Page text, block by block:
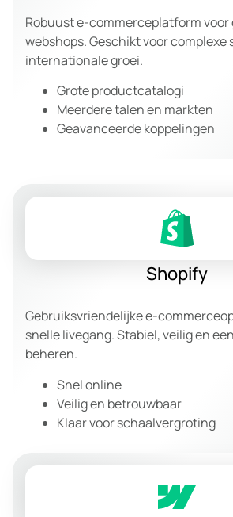
Robuust e-commerceplatform voor
webshops. Geschikt voor
internationale groei.
Grote productcatalogi
Meerdere talen en markten
Geavanceerde koppelingen
Shopify
Gebruiksvriendelijke e-
snelle livegang. Stabiel, veilig en
beheren.
Snel online
Veilig en betrouwbaar
Klaar voor schaalvergroting